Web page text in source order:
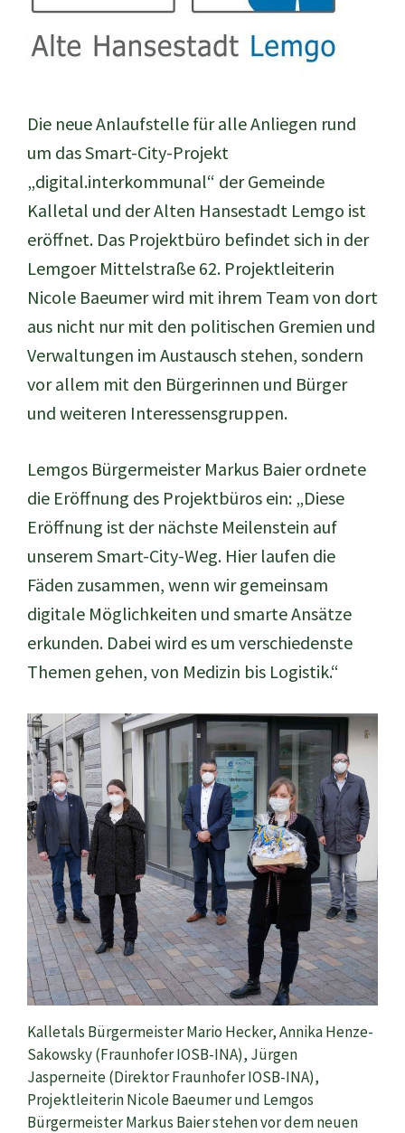
Die neue Anlaufstelle für alle Anliegen rund
um das Smart-City-Projekt
„digital.interkommunal“ der Gemeinde
Kalletal und der Alten Hansestadt Lemgo ist
eröffnet. Das Projektbüro befindet sich in der
Lemgoer Mittelstraße 62. Projektleiterin
Nicole Baeumer wird mit ihrem Team von dort
aus nicht nur mit den politischen Gremien und
Verwaltungen im Austausch stehen, sondern
vor allem mit den Bürgerinnen und Bürger
und weiteren Interessensgruppen.
Lemgos Bürgermeister Markus Baier ordnete
die Eröffnung des Projektbüros ein: „Diese
Eröffnung ist der nächste Meilenstein auf
unserem Smart-City-Weg. Hier laufen die
Fäden zusammen, wenn wir gemeinsam
digitale Möglichkeiten und smarte Ansätze
erkunden. Dabei wird es um verschiedenste
Themen gehen, von Medizin bis Logistik.“
Kalletals Bürgermeister Mario Hecker, Annika Henze-
Sakowsky (Fraunhofer IOSB-INA), Jürgen
Jasperneite (Direktor Fraunhofer IOSB-INA),
Projektleiterin Nicole Baeumer und Lemgos
Bürgermeister Markus Baier stehen vor dem neuen